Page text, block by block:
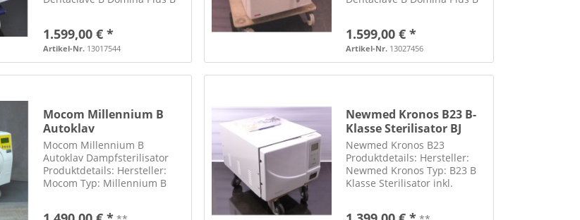
ist vorhanden inkl.
Traygestell und 4
perforierten Trays in 2
Größen...
1.599,00 € *
Artikel-Nr. 13017544
Traygestell und 3
perforierten Trays in 2
Größen OHNE
Bedienungsanleitung Maße:
1.599,00 € *
Artikel-Nr.13027456
Mocom Millennium B
Autoklav
Dampfsterilisator
Mocom Millennium B
Autoklav Dampfsterilisator
Produktdetails: Hersteller:
Mocom Typ: Millennium B
Newmed Kronos B23 B-
Klasse Sterilisator BJ
2009
Newmed Kronos B23
Produktdetails: Hersteller:
Newmed Kronos Typ: B23 B
Klasse Sterilisator inkl.